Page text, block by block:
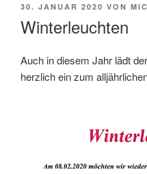
VERÖFFENTLICHT
30. JANUAR 2020 VON
Winterleuchten
Auch in diesem Jahr lädt
herzlich ein zum